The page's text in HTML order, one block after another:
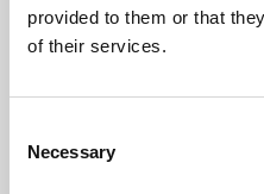
provided to them or that
of their services.
Selection
Necessary
Rendimento
80,4 %